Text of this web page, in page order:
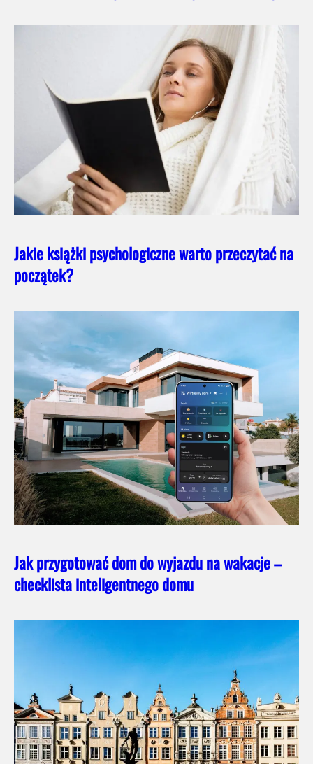
Jakie książki psychologiczne warto przeczytać na
początek?
Jak przygotować dom do wyjazdu na wakacje –
checklista inteligentnego domu